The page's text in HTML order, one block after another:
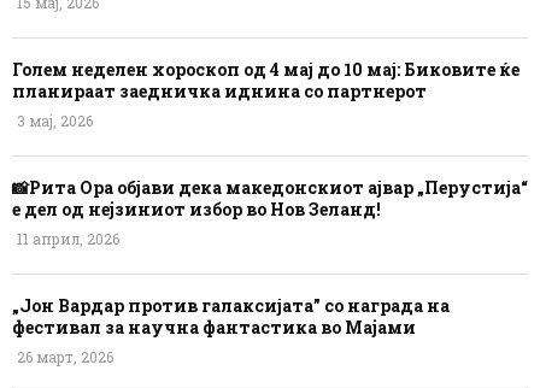
Голем неделен хороскоп од 4 мај до 10 мај: Биковите ќе
планираат заедничка иднина со партнерот
3 мај, 2026
📸Рита Ора објави дека македонскиот ајвар „Перустија“
е дел од нејзиниот избор во Нов Зеланд!
11 април, 2026
„Јон Вардар против галаксијата” со награда на
фестивал за научна фантастика во Мајами
26 март, 2026